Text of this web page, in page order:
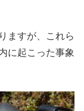
ますが、これら
に起こった事象